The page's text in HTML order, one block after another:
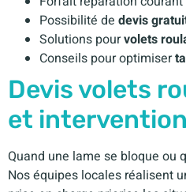
Possibilité de devis
Solutions pourvolets
Conseils pour optimiser
Devis volets
et
Quand une lame se bloque ou
Nos équipes locales réalisent